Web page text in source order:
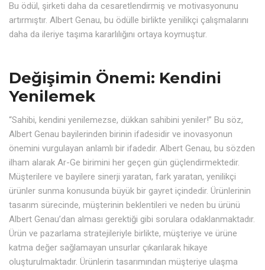
Bu ödül, şirketi daha da cesaretlendirmiş ve motivasyonunu
artırmıştır. Albert Genau, bu ödülle birlikte yenilikçi çalışmalarını
daha da ileriye taşıma kararlılığını ortaya koymuştur.
Değişimin Önemi: Kendini
Yenilemek
“Sahibi, kendini yenilemezse, dükkan sahibini yeniler!” Bu söz,
Albert Genau bayilerinden birinin ifadesidir ve inovasyonun
önemini vurgulayan anlamlı bir ifadedir. Albert Genau, bu sözden
ilham alarak Ar-Ge birimini her geçen gün güçlendirmektedir.
Müşterilere ve bayilere sinerji yaratan, fark yaratan, yenilikçi
ürünler sunma konusunda büyük bir gayret içindedir. Ürünlerinin
tasarım sürecinde, müşterinin beklentileri ve neden bu ürünü
Albert Genau’dan alması gerektiği gibi sorulara odaklanmaktadır.
Ürün ve pazarlama stratejileriyle birlikte, müşteriye ve ürüne
katma değer sağlamayan unsurlar çıkarılarak hikaye
oluşturulmaktadır. Ürünlerin tasarımından müşteriye ulaşma